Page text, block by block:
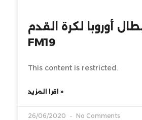
أوروبا لكرة القدم
FM19
This content is restricted.
اقرا المزيد »
26/06/2020 No Comments